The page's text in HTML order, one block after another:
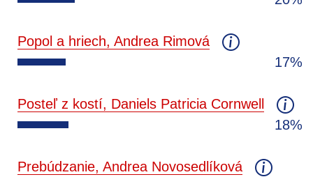
Popol a hriech, Andrea Rimová
17%
Posteľ z kostí, Daniels Patricia Cornwell
18%
Prebúdzanie, Andrea Novosedlíková